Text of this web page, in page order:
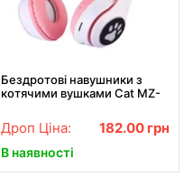
Бездротові навушники з
котячими вушками Cat MZ-
підсвіткою FM microSD
Рожеві
Дроп Ціна: 182.00 грн
В наявності